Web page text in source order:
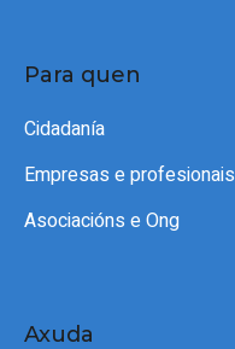
Para quen
Cidadanía
Empresas e profesionais
Asociacións e Ong
Axuda